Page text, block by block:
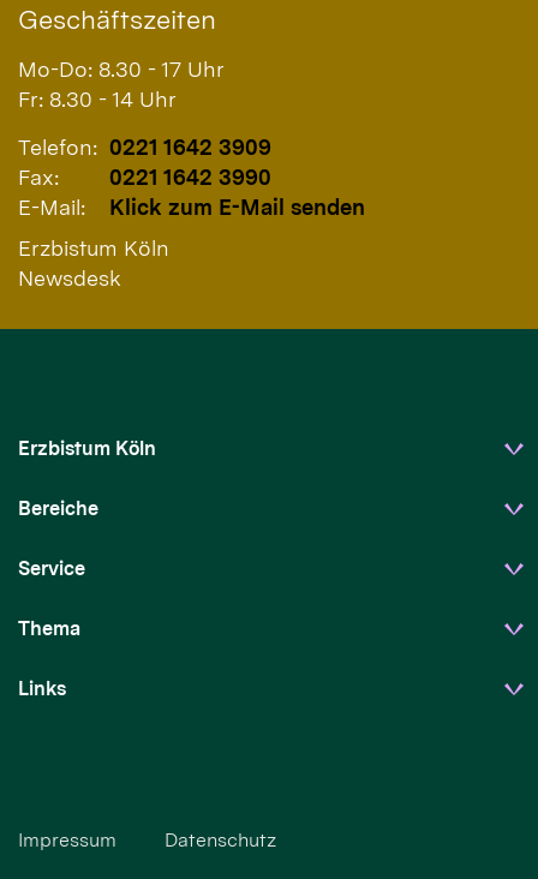
Geschäftszeiten
Mo-Do: 8.30 - 17 Uhr
Fr: 8.30 - 14 Uhr
Telefon: 0221 1642 3909
Fax:
0221 1642 3990
E-Mail:
Klick zum E-Mail senden
Erzbistum Köln
Newsdesk
Erzbistum Köln
Bereiche
Service
Thema
Links
Impressum Datenschutz